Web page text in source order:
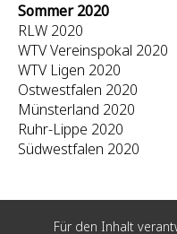
Sommer 2020
RLW 2020
WTV Vereinspokal 2020
WTV Ligen 2020
Ostwestfalen 2020
Münsterland 2020
Ruhr-Lippe 2020
Südwestfalen 2020
Für den Inhalt